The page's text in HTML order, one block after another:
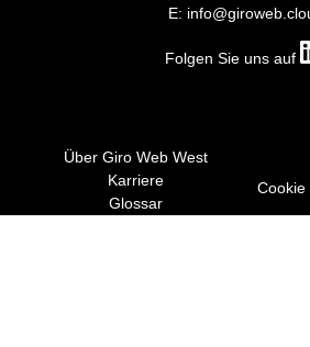
E:
Folgen Sie uns auf
Über Giro Web West
Karriere
Glossar
Cookie